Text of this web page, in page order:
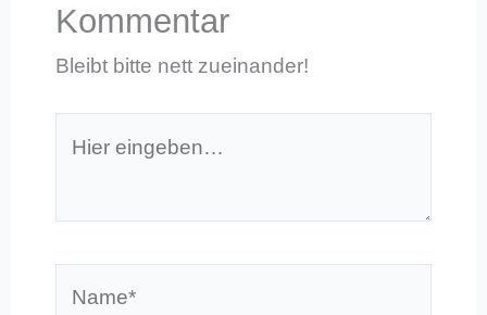
Kommentar
Bleibt bitte nett zueinander!
eingeben…